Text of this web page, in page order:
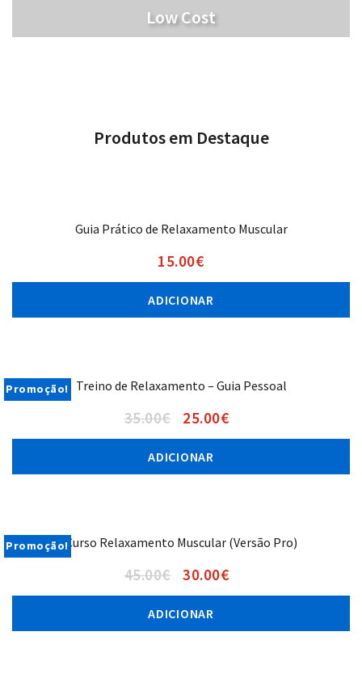
Low Cost
Produtos em Destaque
Guia Prático de Relaxamento Muscular
15.00€
ADICIONAR
Promoção! Treino de Relaxamento – Guia Pessoal
35.00€ 25.00€
ADICIONAR
Promoção!Curso Relaxamento Muscular (Versão Pro)
45.00€ 30.00€
ADICIONAR